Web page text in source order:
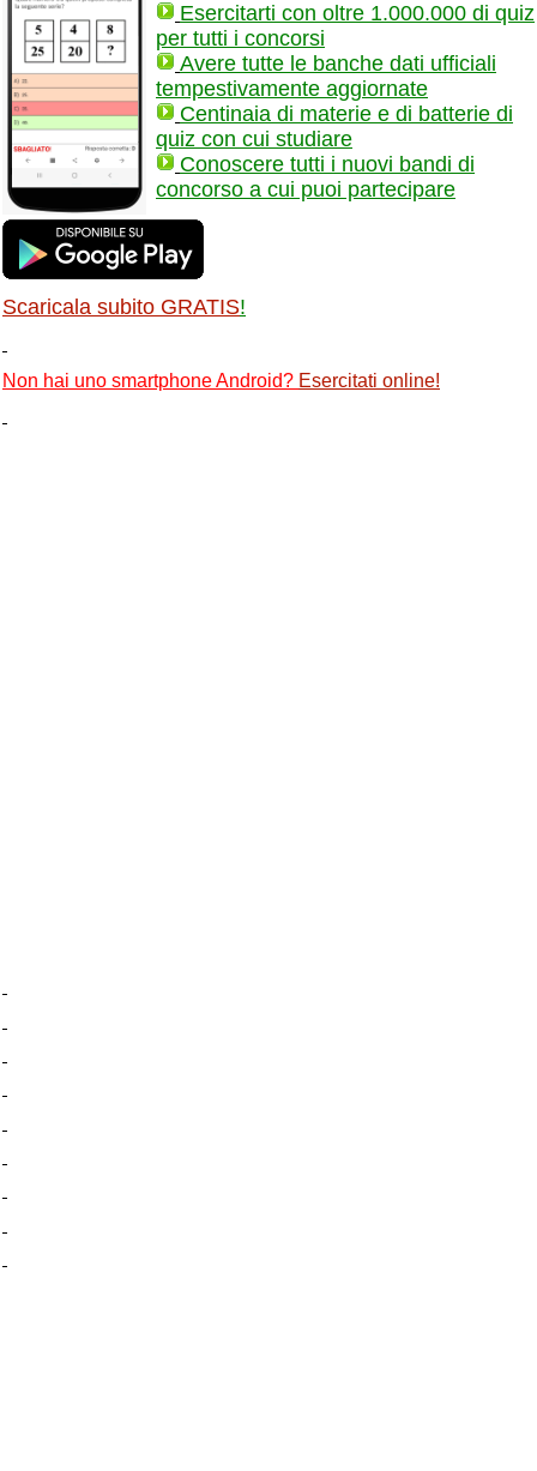
Esercitarti con oltre 1.000.000 di quiz
per tutti i concorsi
Avere tutte le banche dati ufficiali
tempestivamente aggiornate
Centinaia di materie e di batterie di
quiz con cui studiare
Conoscere tutti i nuovi bandi di
concorso a cui puoi partecipare
Scaricala subito GRATIS!
Non hai uno smartphone Android? Esercitati online!